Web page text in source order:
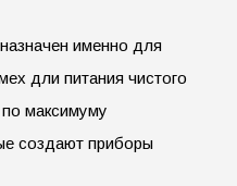
именно для
дли питания чистого
максимуму
создают приборы